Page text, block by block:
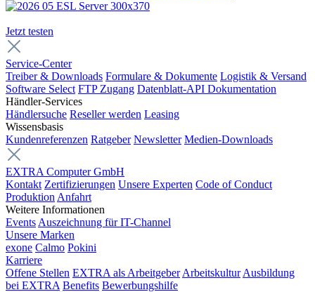
Jetzt testen
Service-Center
Treiber & Downloads Formulare & Dokumente Logistik & Versand
Software Select FTP Zugang Datenblatt-API Dokumentation
Händler-Services
Händlersuche Reseller werden Leasing
Wissensbasis
Kundenreferenzen Ratgeber Newsletter Medien-Downloads
EXTRA Computer GmbH
Kontakt Zertifizierungen Unsere Experten Code of Conduct
Produktion Anfahrt
Weitere Informationen
Events Auszeichnung für IT-Channel
Unsere Marken
exone Calmo Pokini
Karriere
Offene Stellen EXTRA als Arbeitgeber Arbeitskultur Ausbildung
bei EXTRA Benefits Bewerbungshilfe